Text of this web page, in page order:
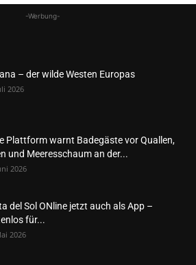
-Werbung-
– der wilde Westen Europas
2026
Plattform warnt Badegäste vor Quallen,
und Meeresschaum an der...
2026
del Sol ONline jetzt auch als App –
für...
2026